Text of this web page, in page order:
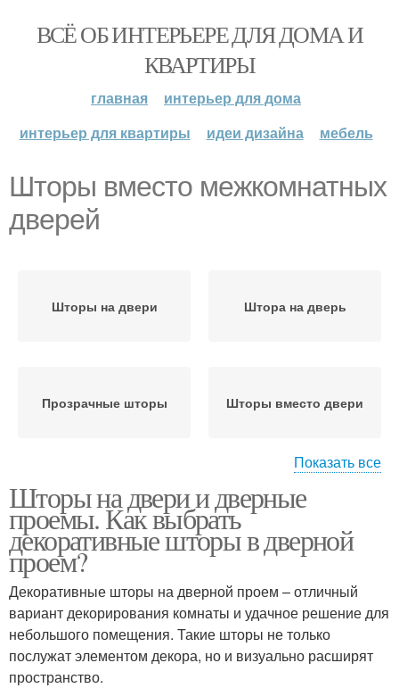
ВСЁ ОБ ИНТЕРЬЕРЕ ДЛЯ ДОМА И
КВАРТИРЫ
главная
интерьер для дома
интерьер для квартиры
идеи дизайна мебель
Шторы вместо межкомнатных
дверей
Шторы на двери Штора на дверь
Прозрачные шторы Шторы вместо двери
Дверные шторы Красивые шторы
Шторы на дверь Шторы без двери
Показать все
Шторы на двери и дверные
проемы. Как выбрать
декоративные шторы в дверной
проем?
Декоративные шторы на дверной проем – отличный
вариант декорирования комнаты и удачное решение для
небольшого помещения. Такие шторы не только
послужат элементом декора, но и визуально расширят
пространство.